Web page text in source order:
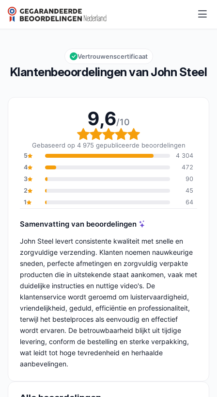
John Steel
Algemene beoordeling: 9,6 van 10
9,6/10
Klantenbeoordelingen van John Steel
Vertrouwenscertificaat
9,6/10
Algemene beoordeling:
Gebaseerd op 4 975 gepubliceerde beoordelingen
5
4 304
4
472
3
90
2
45
1
64
Samenvatting van beoordelingen
John Steel levert consistente kwaliteit met snelle en
zorgvuldige verzending. Klanten noemen nauwkeurige
sneden, perfecte afmetingen en zorgvuldig verpakte
producten die in uitstekende staat aankomen, vaak met
duidelijke instructies en nuttige video's. De
klantenservice wordt geroemd om luistervaardigheid,
vriendelijkheid, geduld, efficiëntie en professionaliteit,
terwijl het bestelproces als eenvoudig en effectief
wordt ervaren. De betrouwbaarheid blijkt uit tijdige
levering, conform de bestelling en sterke verpakking,
wat leidt tot hoge tevredenheid en herhaalde
aanbevelingen.